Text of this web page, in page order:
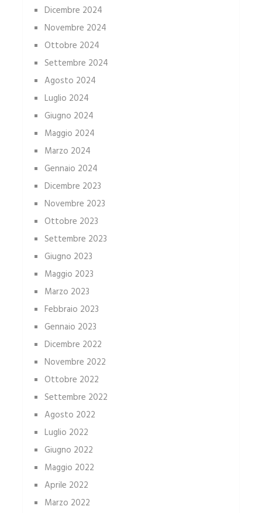
Dicembre 2024
Novembre 2024
Ottobre 2024
Settembre 2024
Agosto 2024
Luglio 2024
Giugno 2024
Maggio 2024
Marzo 2024
Gennaio 2024
Dicembre 2023
Novembre 2023
Ottobre 2023
Settembre 2023
Giugno 2023
Maggio 2023
Marzo 2023
Febbraio 2023
Gennaio 2023
Dicembre 2022
Novembre 2022
Ottobre 2022
Settembre 2022
Agosto 2022
Luglio 2022
Giugno 2022
Maggio 2022
Aprile 2022
Marzo 2022